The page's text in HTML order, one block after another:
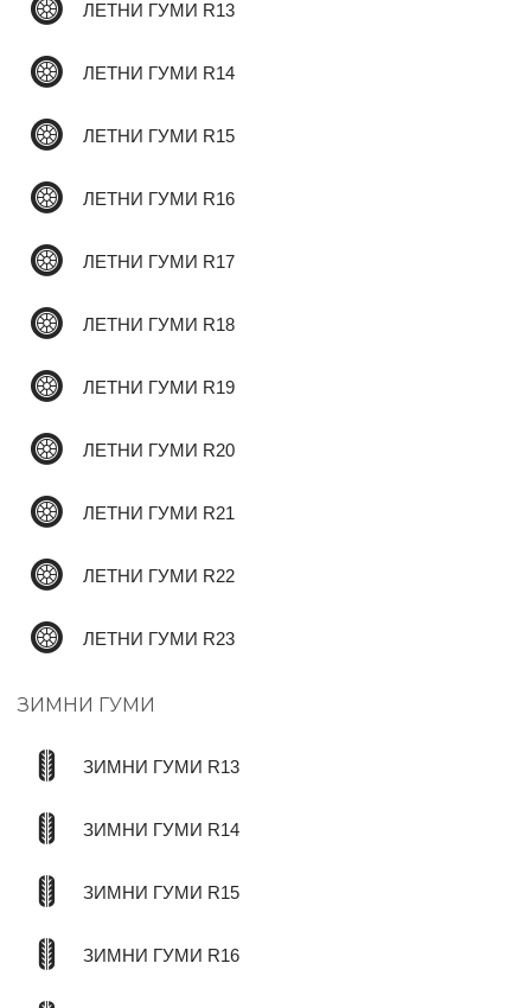
ЛЕТНИ ГУМИ R13
ЛЕТНИ ГУМИ R14
ЛЕТНИ ГУМИ R15
ЛЕТНИ ГУМИ R16
ЛЕТНИ ГУМИ R17
ЛЕТНИ ГУМИ R18
ЛЕТНИ ГУМИ R19
ЛЕТНИ ГУМИ R20
ЛЕТНИ ГУМИ R21
ЛЕТНИ ГУМИ R22
ЛЕТНИ ГУМИ R23
ЗИМНИ ГУМИ
ЗИМНИ ГУМИ R13
ЗИМНИ ГУМИ R14
ЗИМНИ ГУМИ R15
ЗИМНИ ГУМИ R16